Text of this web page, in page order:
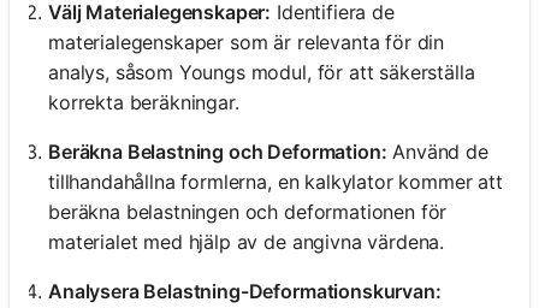
Välj Materialegenskaper: Identifiera de
materialegenskaper som är relevanta för din
analys, såsom Youngs modul, för att säkerställa
korrekta beräkningar.
Beräkna Belastning och Deformation: Använd de
tillhandahållna formlerna, en kalkylator kommer att
beräkna belastningen och deformationen för
materialet med hjälp av de angivna värdena.
Analysera Belastning-Deformationskurvan: